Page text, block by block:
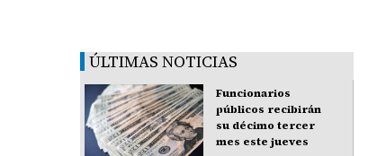
ÚLTIMAS NOTICIAS
Funcionarios
públicos recibirán
su décimo tercer
mes este jueves